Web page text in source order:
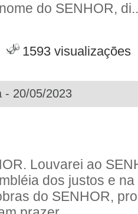
do SENHOR,
1593 visualizações
- 20/05/2023
Louvarei ao
dos justos e
do SENHOR,